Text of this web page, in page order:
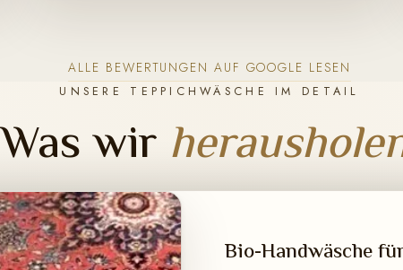
ALLE BEWERTUNGEN AUF GOOGLE LESEN
UNSERE TEPPICHWÄSCHE IM DETAIL
Was wir
Bio-Handwäsche